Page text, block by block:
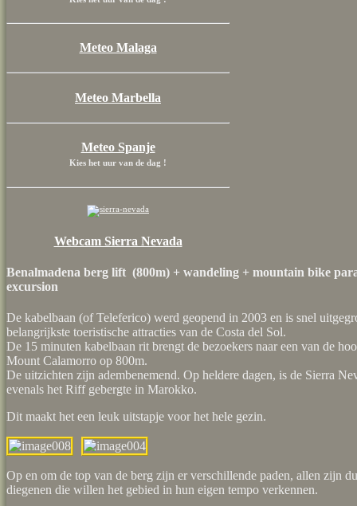
Meteo Malaga
Meteo Marbella
Meteo Spanje
Kies het uur van de dag !
Webcam Sierra Nevada
Benalmadena berg lift (800m) + wandeling + mountain bike
excursion
De kabelbaan (of Teleferico) werd geopend in 2003 en is snel
belangrijkste toeristische attracties van de Costa del Sol.
De 15 minuten kabelbaan rit brengt de bezoekers naar een van de
Mount Calamorro op 800m.
De uitzichten zijn adembenemend. Op heldere dagen, is de Sierra
evenals het Riff gebergte in Marokko.
Dit maakt het een leuk uitstapje voor het hele gezin.
Op en om de top van de berg zijn er verschillende paden, allen zijn
diegenen die willen het gebied in hun eigen tempo verkennen.